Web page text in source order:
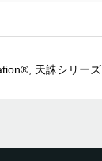
, 天誅シリーズ